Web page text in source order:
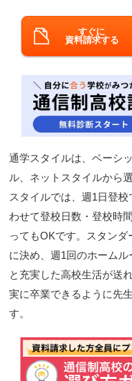
すぐに
資料請求する
通学スタイルは、ベーシ
ル、ネットスタイルから
スタイルでは、週1日登
わせて登校日数・登校時
ってもOKです。スタン
に決め、週1回のホーム
と充実した高校生活が送
実に卒業できるように先
す。